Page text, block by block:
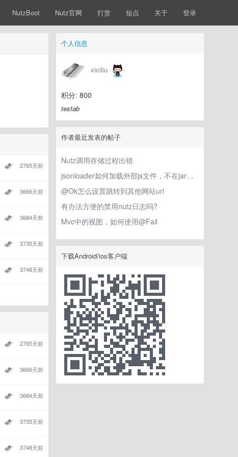
NutzBoot Nutz官网 打赏 短点 关于 登录
个人信息
xiciliu
积分: 800
testab
作者最近发表的帖子
Nutz调用存储过程出错
jsonloader如何加载外部js文件，不在jar或classes中?
@Ok怎么设置跳转到其他网站url
有办法方便的禁用nutz日志吗?
Mvc中的视图，如何使用@Fail
下载Android/ios客户端
2765天前
3666天前
3684天前
3735天前
3748天前
2765天前
3666天前
3684天前
3735天前
3748天前